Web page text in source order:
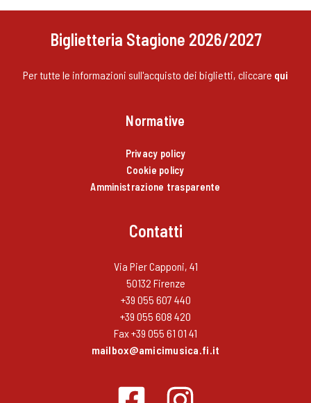
Biglietteria Stagione 2026/2027
Per tutte le informazioni sull'acquisto dei biglietti, cliccare qui
Normative
Privacy policy
Cookie policy
Amministrazione trasparente
Contatti
Via Pier Capponi, 41
50132 Firenze
+39 055 607 440
+39 055 608 420
Fax +39 055 61 01 41
mailbox@amicimusica.fi.it